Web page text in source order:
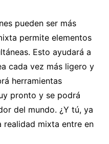
pueden ser más
permite elementos
Esto ayudará a
cada vez más ligero y
herramientas
pronto y se podrá
del mundo. ¿Y tú, ya
realidad mixta entre en